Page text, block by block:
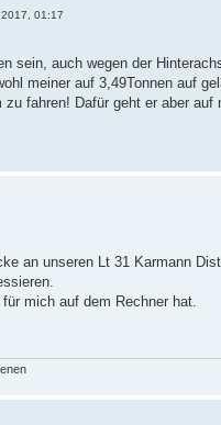
01:17
sein, auch wegen der
meiner auf 3,49Tonnen auf
fahren! Dafür geht er aber
an unseren Lt 31 Karmann
mich auf dem Rechner hat.